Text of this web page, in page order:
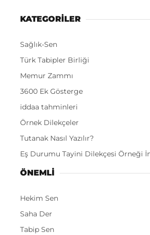
KATEGORİLER
Sağlık-Sen
Türk Tabipler Birliği
Memur Zammı
3600 Ek Gösterge
iddaa tahminleri
Örnek Dilekçeler
Tutanak Nasıl Yazılır?
Eş Durumu Tayini Dilekçesi Örneği
ÖNEMLI
Hekim Sen
Saha Der
Tabip Sen